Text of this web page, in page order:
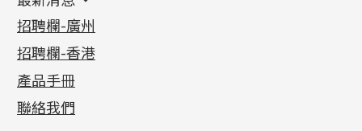
管狀網鏈
十字車花鏈系列
十字閃O鏈系列
十字錘打鏈系列
側身車花鏈系列
側身鏈系列
卷迫系列
螺絲迫系列
梅花迫系列
平臺迫系列
綫拍系列
美拍系列
鏈類配件
動感車花吊墜
調節珠系列
生圈扣系列
龍蝦扣系列
鴨俐制系列
其他類配件
珠盤系列
袖口鈕系列
焊片及鐳射綫
空心車花管
珠類配件
無孔光身珠
空心光身珠
無孔批花珠
四爪頭系列
六爪頭系列
車花片
動感車花片
鑲口戒指
鑲口手鏈系列
首飾系列
手镯系列
戒指系列
空心耳環
空心车花管首饰链
空心手鐲系列
貴金屬原料
千足金
記憶金屬系列
記憶戒指
拉簧珠珠手鏈
記憶鈦手鐲
最新消息
各項證書(2)
相片集(9)
展覽會資訊
最新產品資訊
招聘欄-廣州
招聘欄-香港
產品手冊
聯絡我們